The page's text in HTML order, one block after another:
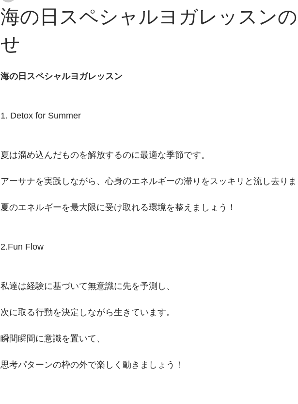
海の日スペシャルヨガレッスン
せ
海の日スペシャルヨガレッスン
1. Detox for Summer
夏は溜め込んだものを解放するのに最適な季節です。
アーサナを実践しながら、心身のエネルギーの滞りをスッキリと流し去り
夏のエネルギーを最大限に受け取れる環境を整えましょう！
2.Fun Flow
私達は経験に基づいて無意識に先を予測し、
次に取る行動を決定しながら生きています。
瞬間瞬間に意識を置いて、
思考パターンの枠の外で楽しく動きましょう！